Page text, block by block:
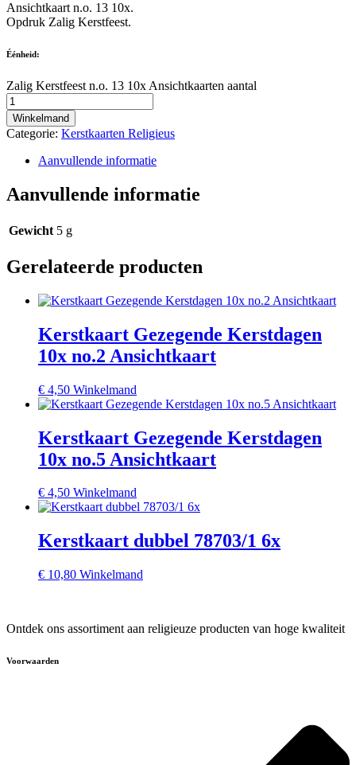
Ansichtkaart n.o. 13 10x.
Opdruk Zalig Kerstfeest.
Éénheid:
Zalig Kerstfeest n.o. 13 10x Ansichtkaarten aantal
Winkelmand
Categorie: Kerstkaarten Religieus
Aanvullende informatie
Aanvullende informatie
Gewicht 5 g
Gerelateerde producten
Kerstkaart Gezegende Kerstdagen
10x no.2 Ansichtkaart
€ 4,50 Winkelmand
Kerstkaart Gezegende Kerstdagen
10x no.5 Ansichtkaart
€ 4,50 Winkelmand
Kerstkaart dubbel 78703/1 6x
€ 10,80 Winkelmand
Ontdek ons assortiment aan religieuze producten van hoge kwaliteit
Voorwaarden